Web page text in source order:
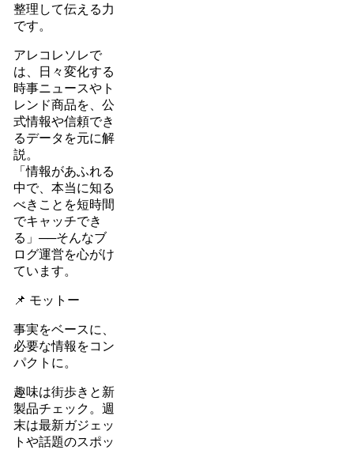
整理して伝える力
です。
アレコレソレで
は、日々変化する
時事ニュースやト
レンド商品を、公
式情報や信頼でき
るデータを元に解
説。
「情報があふれる
中で、本当に知る
べきことを短時間
でキャッチでき
る」──そんなブ
ログ運営を心がけ
ています。
📌 モットー
事実をベースに、
必要な情報をコン
パクトに。
趣味は街歩きと新
製品チェック。週
末は最新ガジェッ
トや話題のスポッ